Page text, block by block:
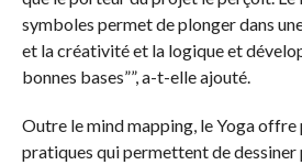
symboles permet de plonger dans
et la créativité et la logique et
bonnes bases””, a-t-elle ajouté.
Outre le mind mapping, le Yoga offre
pratiques qui permettent de dessiner